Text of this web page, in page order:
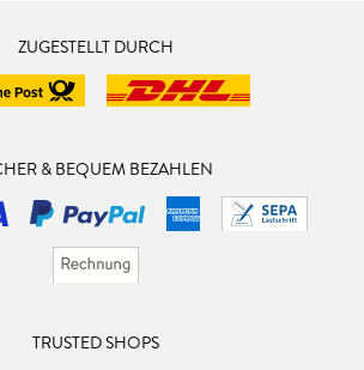
ZUGESTELLT DURCH
& BEQUEM BEZAHLEN
TRUSTED SHOPS